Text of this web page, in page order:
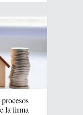
la firma